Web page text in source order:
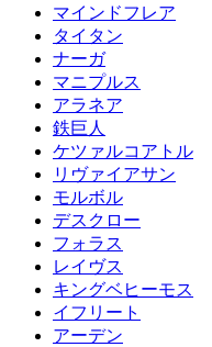
マインドフレア
タイタン
ナーガ
マニプルス
アラネア
鉄巨人
ケツァルコアトル
リヴァイアサン
モルボル
デスクロー
フォラス
レイヴス
キングベヒーモス
イフリート
アーデン